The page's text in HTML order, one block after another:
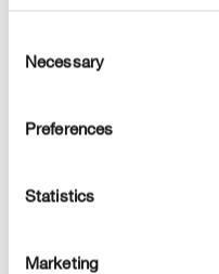
Selection
Necessary
Preferences
Statistics
Marketing